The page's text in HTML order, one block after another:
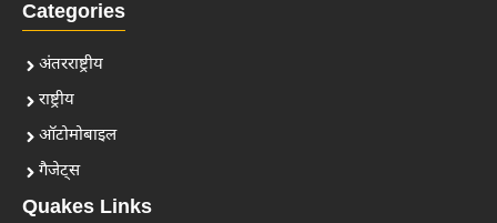
Categories
अंतरराष्ट्रीय
राष्ट्रीय
ऑटोमोबाइल
गैजेट्स
Quakes Links